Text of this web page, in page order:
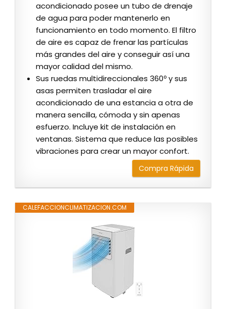
acondicionado posee un tubo de drenaje
de agua para poder mantenerlo en
funcionamiento en todo momento. El filtro
de aire es capaz de frenar las partículas
más grandes del aire y conseguir así una
mayor calidad del mismo.
Sus ruedas multidireccionales 360º y sus
asas permiten trasladar el aire
acondicionado de una estancia a otra de
manera sencilla, cómoda y sin apenas
esfuerzo. Incluye kit de instalación en
ventanas. Sistema que reduce las posibles
vibraciones para crear un mayor confort.
Compra Rápida
CALEFACCIONCLIMATIZACION.COM